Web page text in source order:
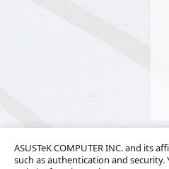
ASUSTeK COMPUTER INC. and
such as authentication and